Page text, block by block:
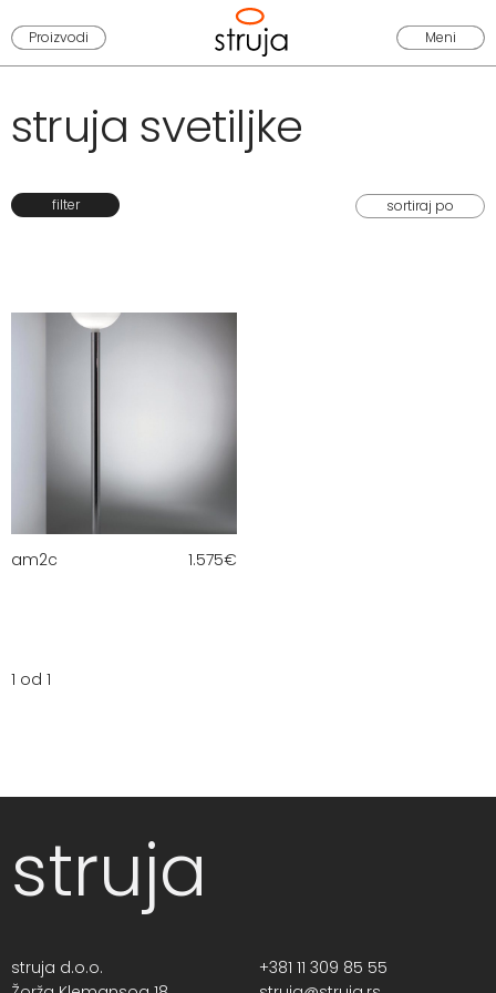
Proizvodi Meni
struja svetiljke
filter
am2c 1.575€
1 od 1
struja
struja d.o.o.
+381 11 309 85 55